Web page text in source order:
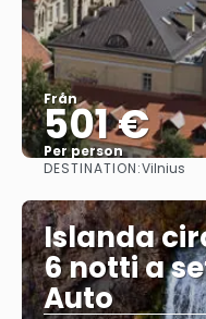
Från
501 €
Per person
DESTINATION:Vilnius
Islanda
6 notti a
Auto